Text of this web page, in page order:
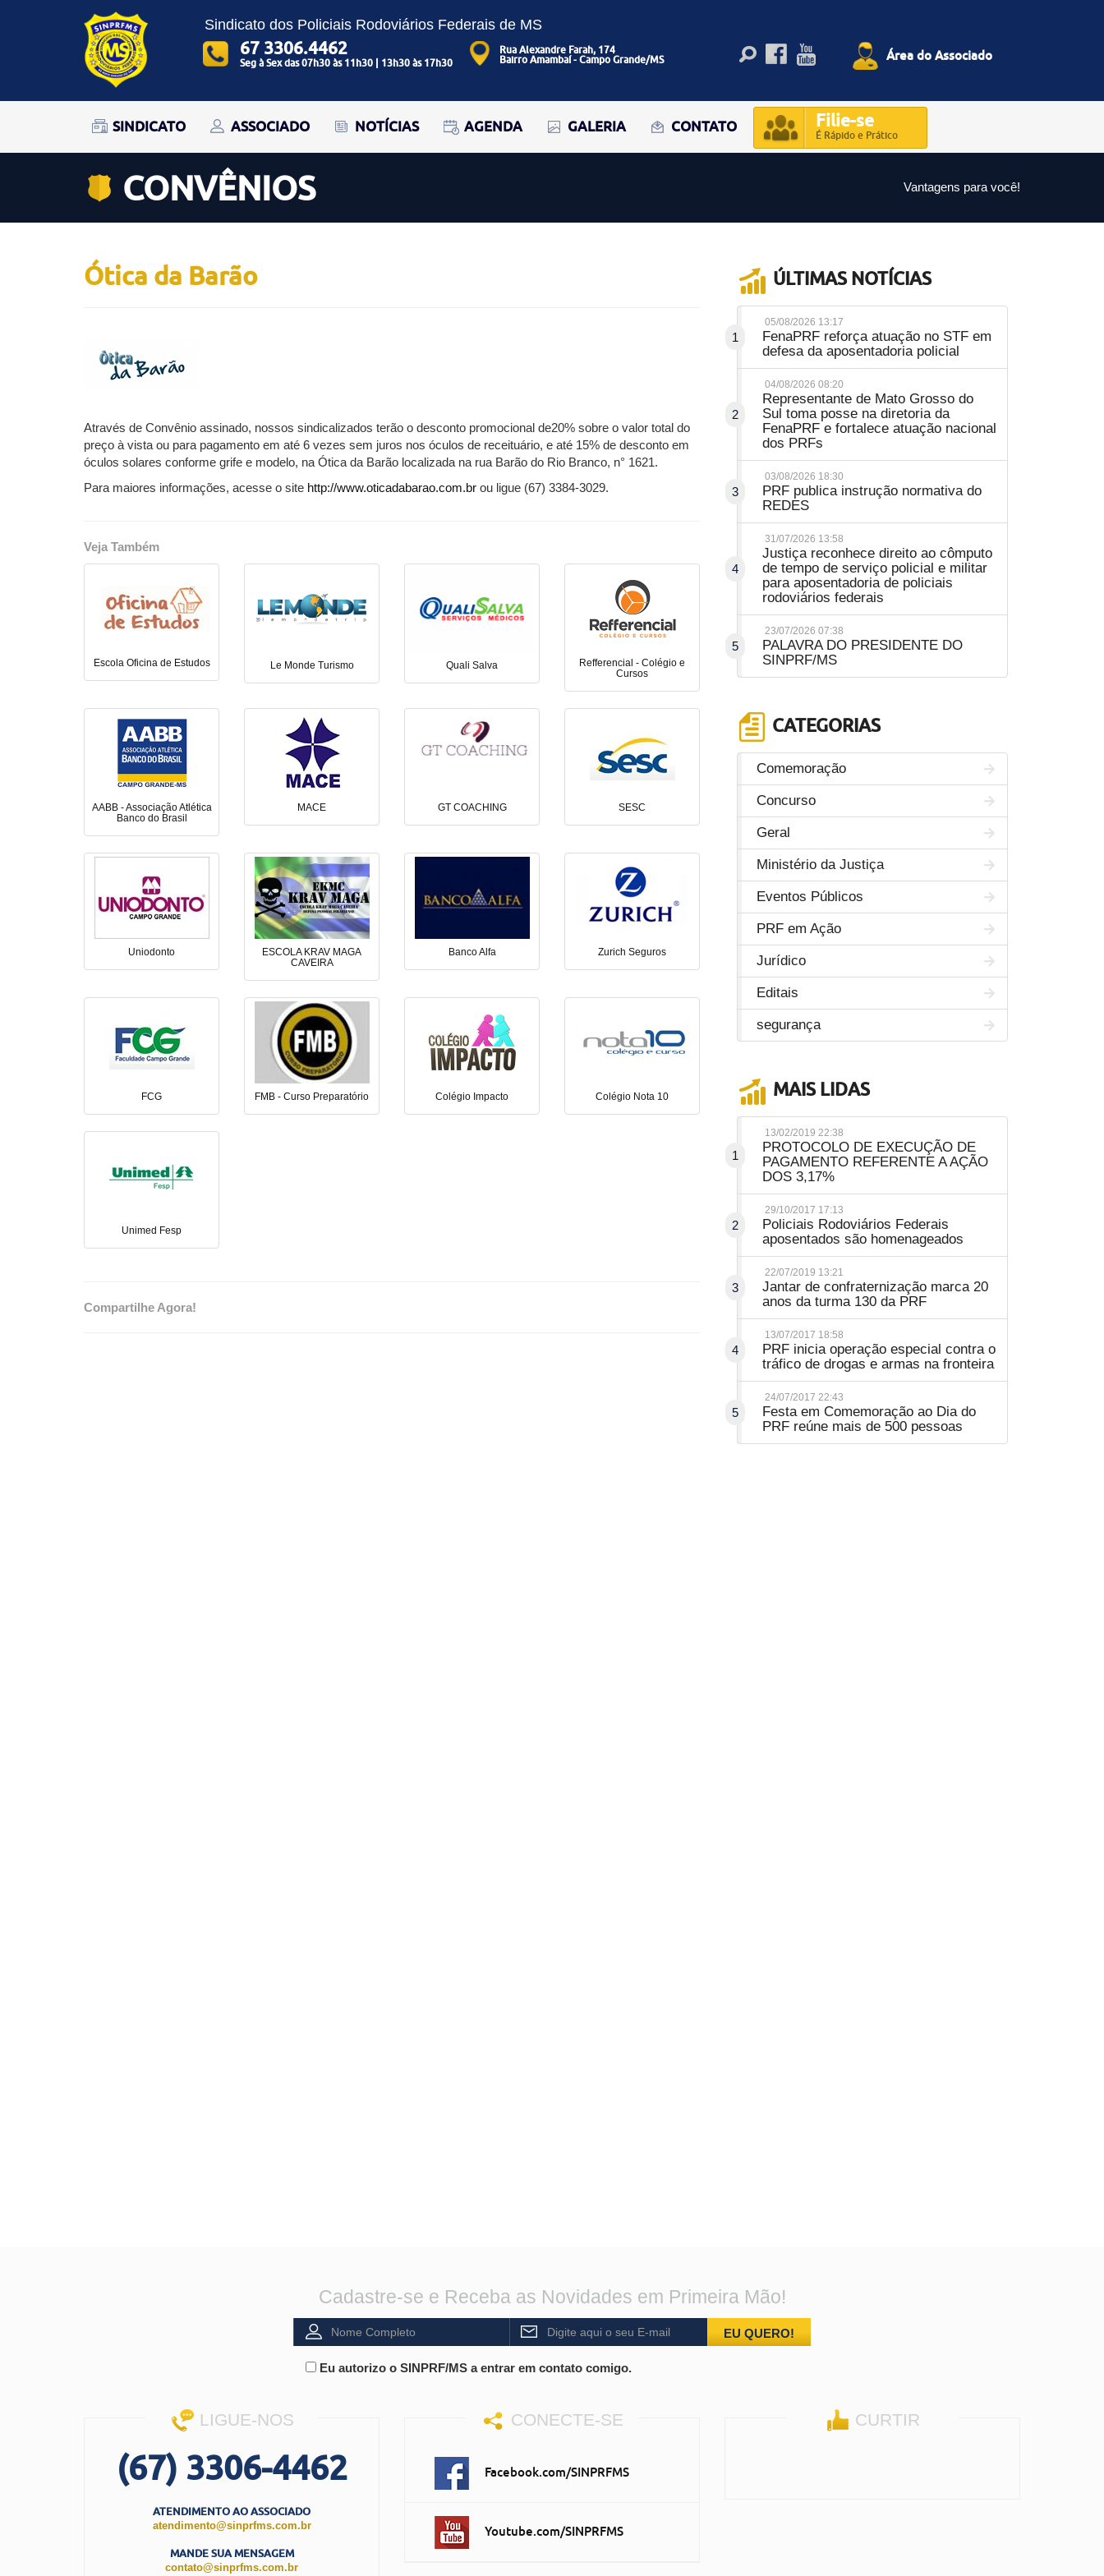
Sindicato dos Policiais Rodoviários Federais de MS
67 3306.4462
Seg à Sex das 07h30 às 11h30 | 13h30 às 17h30
Rua Alexandre Farah, 174
Bairro Amambaí - Campo Grande/MS
Área do Associado
SINDICATO ASSOCIADO NOTÍCIAS AGENDA GALERIA CONTATO Filie-se
É Rápido e Prático
CONVÊNIOS Vantagens para você!
Ótica da Barão
Através de Convênio assinado, nossos sindicalizados terão o desconto promocional de20% sobre o valor total do
preço à vista ou para pagamento em até 6 vezes sem juros nos óculos de receituário, e até 15% de desconto em
óculos solares conforme grife e modelo, na Ótica da Barão localizada na rua Barão do Rio Branco, n° 1621.
Para maiores informações, acesse o site http://www.oticadabarao.com.br ou ligue (67) 3384-3029.
Veja Também
Escola Oficina de Estudos Le Monde Turismo Quali Salva
Refferencial - Colégio e
Cursos
AABB - Associação Atlética
Banco do Brasil
MACE GT COACHING SESC
Uniodonto
ESCOLA KRAV MAGA
CAVEIRA
Banco Alfa Zurich Seguros
FCG FMB - Curso Preparatório Colégio Impacto Colégio Nota 10
Unimed Fesp
Compartilhe Agora!
ÚLTIMAS NOTÍCIAS
1
05/08/2026 13:17
FenaPRF reforça atuação no STF em
defesa da aposentadoria policial
2
04/08/2026 08:20
Representante de Mato Grosso do
Sul toma posse na diretoria da
FenaPRF e fortalece atuação nacional
dos PRFs
3
03/08/2026 18:30
PRF publica instrução normativa do
REDES
4
31/07/2026 13:58
Justiça reconhece direito ao cômputo
de tempo de serviço policial e militar
para aposentadoria de policiais
rodoviários federais
5
23/07/2026 07:38
PALAVRA DO PRESIDENTE DO
SINPRF/MS
CATEGORIAS
Comemoração
Concurso
Geral
Ministério da Justiça
Eventos Públicos
PRF em Ação
Jurídico
Editais
segurança
MAIS LIDAS
1
13/02/2019 22:38
PROTOCOLO DE EXECUÇÃO DE
PAGAMENTO REFERENTE A AÇÃO
DOS 3,17%
2
29/10/2017 17:13
Policiais Rodoviários Federais
aposentados são homenageados
3
22/07/2019 13:21
Jantar de confraternização marca 20
anos da turma 130 da PRF
4
13/07/2017 18:58
PRF inicia operação especial contra o
tráfico de drogas e armas na fronteira
5
24/07/2017 22:43
Festa em Comemoração ao Dia do
PRF reúne mais de 500 pessoas
Cadastre-se e Receba as Novidades em Primeira Mão!
EU QUERO!
Eu autorizo o SINPRF/MS a entrar em contato comigo.
LIGUE-NOS
(67) 3306-4462
ATENDIMENTO AO ASSOCIADO
atendimento@sinprfms.com.br
MANDE SUA MENSAGEM
contato@sinprfms.com.br
CONECTE-SE
Facebook.com/SINPRFMS
Youtube.com/SINPRFMS
CURTIR